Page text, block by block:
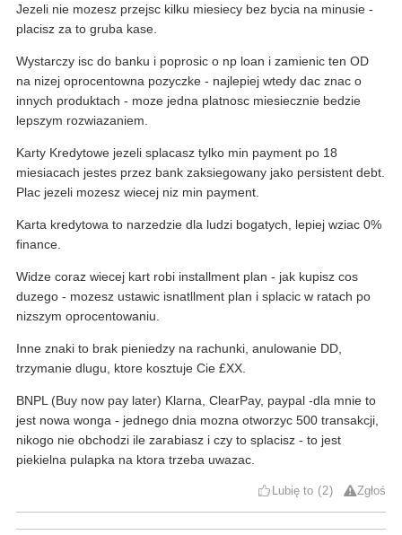
Jezeli nie mozesz przejsc kilku miesiecy bez bycia na minusie -
placisz za to gruba kase.
Wystarczy isc do banku i poprosic o np loan i zamienic ten OD
na nizej oprocentowna pozyczke - najlepiej wtedy dac znac o
innych produktach - moze jedna platnosc miesiecznie bedzie
lepszym rozwiazaniem.
Karty Kredytowe jezeli splacasz tylko min payment po 18
miesiacach jestes przez bank zaksiegowany jako persistent debt.
Plac jezeli mozesz wiecej niz min payment.
Karta kredytowa to narzedzie dla ludzi bogatych, lepiej wziac 0%
finance.
Widze coraz wiecej kart robi installment plan - jak kupisz cos
duzego - mozesz ustawic isnatllment plan i splacic w ratach po
nizszym oprocentowaniu.
Inne znaki to brak pieniedzy na rachunki, anulowanie DD,
trzymanie dlugu, ktore kosztuje Cie £XX.
BNPL (Buy now pay later) Klarna, ClearPay, paypal -dla mnie to
jest nowa wonga - jednego dnia mozna otworzyc 500 transakcji,
nikogo nie obchodzi ile zarabiasz i czy to splacisz - to jest
piekielna pulapka na ktora trzeba uwazac.
Lubię to 2 Zgłoś